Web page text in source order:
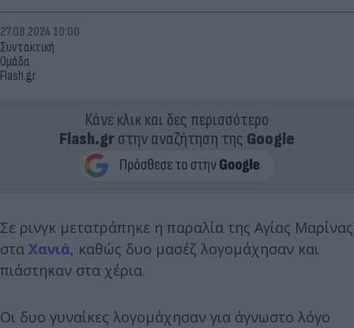
Συντακτική
Ομάδα
Flash.gr
27.08.2024 10:00
Κάνε κλικ και δες περισσότερο
Flash.grστην αναζήτηση της Google
Σε ρινγκ μετατράπηκε η παραλία της Αγίας Μαρίνας
στα Χανιά, καθώς δυο μασέζ λογομάχησαν και
πιάστηκαν στα χέρια.
Οι δυο γυναίκες λογομάχησαν για άγνωστο λόγο